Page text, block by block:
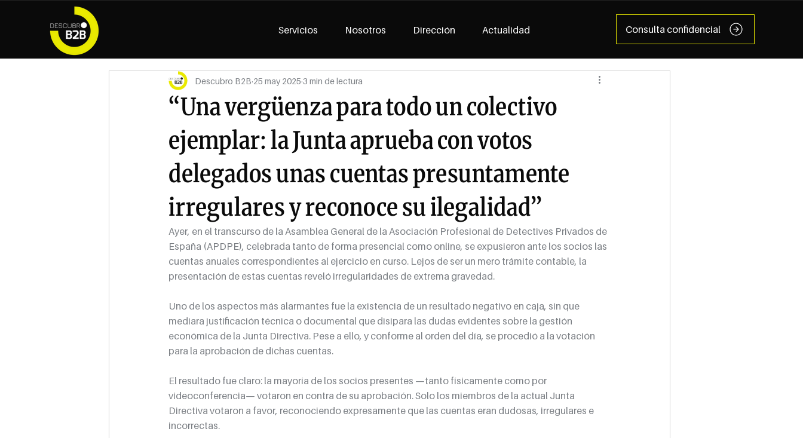
Servicios Nosotros Dirección Actualidad Consulta confidencial
“Una vergüenza para todo un colectivo
ejemplar: la Junta aprueba con votos
delegados unas cuentas presuntamente
irregulares y reconoce su ilegalidad”
Descubro B2B 25 may 2025 3 min de lectura
Ayer, en el transcurso de la Asamblea General de la Asociación Profesional de Detectives Privados de
España (APDPE), celebrada tanto de forma presencial como online, se expusieron ante los socios las
cuentas anuales correspondientes al ejercicio en curso. Lejos de ser un mero trámite contable, la
presentación de estas cuentas reveló irregularidades de extrema gravedad.
Uno de los aspectos más alarmantes fue la existencia de un resultado negativo en caja, sin que
mediara justificación técnica o documental que disipara las dudas evidentes sobre la gestión
económica de la Junta Directiva. Pese a ello, y conforme al orden del día, se procedió a la votación
para la aprobación de dichas cuentas.
El resultado fue claro: la mayoría de los socios presentes —tanto físicamente como por
videoconferencia— votaron en contra de su aprobación. Solo los miembros de la actual Junta
Directiva votaron a favor, reconociendo expresamente que las cuentas eran dudosas, irregulares e
incorrectas.